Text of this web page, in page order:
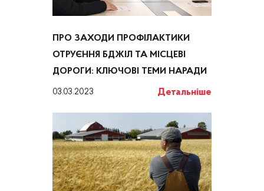
ПРО ЗАХОДИ ПРОФІЛАКТИКИ
ОТРУЄННЯ БДЖІЛ ТА МІСЦЕВІ
ДОРОГИ: КЛЮЧОВІ ТЕМИ НАРАДИ
03.03.2023 Детальніше